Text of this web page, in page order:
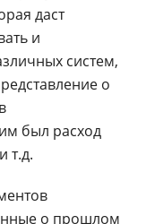
даст
и
систем,
о
был расход
т.д.
о прошлом